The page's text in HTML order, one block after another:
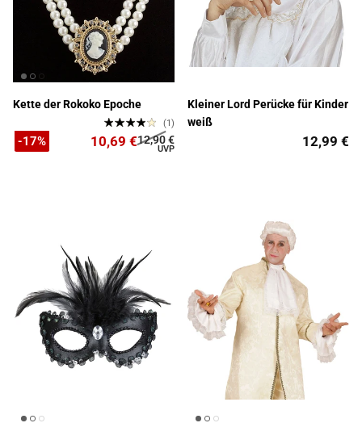
Kette der Rokoko Epoche
(1)
10,69 €12,90 €
-17%
Kleiner Lord Perücke für Kinder
weiß
12,99 €